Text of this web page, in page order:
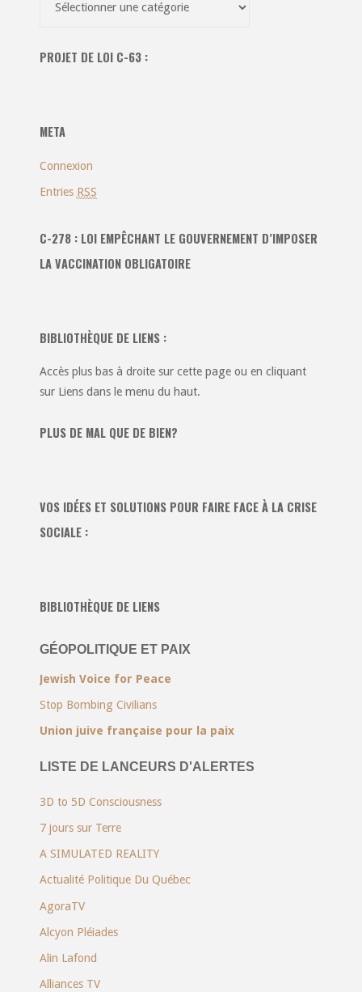
les
PROJET DE LOI C-63 :
META
Connexion
Entries RSS
C-278 : LOI EMPÊCHANT LE GOUVERNEMENT D’IMPOSER
LA VACCINATION OBLIGATOIRE
BIBLIOTHÈQUE DE LIENS :
Accès plus bas à droite sur cette page ou en cliquant
sur Liens dans le menu du haut.
PLUS DE MAL QUE DE BIEN?
VOS IDÉES ET SOLUTIONS POUR FAIRE FACE À LA CRISE
SOCIALE :
BIBLIOTHÈQUE DE LIENS
GÉOPOLITIQUE ET PAIX
Jewish Voice for Peace
Stop Bombing Civilians
Union juive française pour la paix
LISTE DE LANCEURS D'ALERTES
3D to 5D Consciousness
7 jours sur Terre
A SIMULATED REALITY
Actualité Politique Du Québec
AgoraTV
Alcyon Pléiades
Alin Lafond
Alliances TV